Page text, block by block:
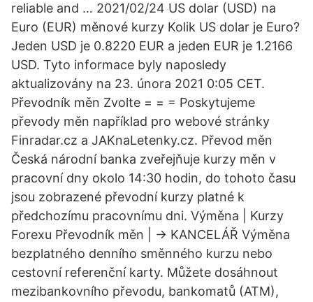
reliable and … 2021/02/24 US dolar (USD) na
Euro (EUR) měnové kurzy Kolik US dolar je Euro?
Jeden USD je 0.8220 EUR a jeden EUR je 1.2166
USD. Tyto informace byly naposledy
aktualizovány na 23. února 2021 0:05 CET.
Převodník měn Zvolte = = = Poskytujeme
převody měn například pro webové stránky
Finradar.cz a JAKnaLetenky.cz. Převod měn
Česká národní banka zveřejňuje kurzy měn v
pracovní dny okolo 14:30 hodin, do tohoto času
jsou zobrazené převodní kurzy platné k
předchozímu pracovnímu dni. Výměna | Kurzy
Forexu Převodník měn | -> KANCELÁŘ Výměna
bezplatného denního směnného kurzu nebo
cestovní referenční karty. Můžete dosáhnout
mezibankovního převodu, bankomatů (ATM),